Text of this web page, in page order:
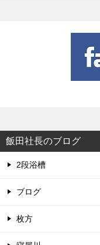
飯田社長のブログ
2段浴槽
ブログ
枚方